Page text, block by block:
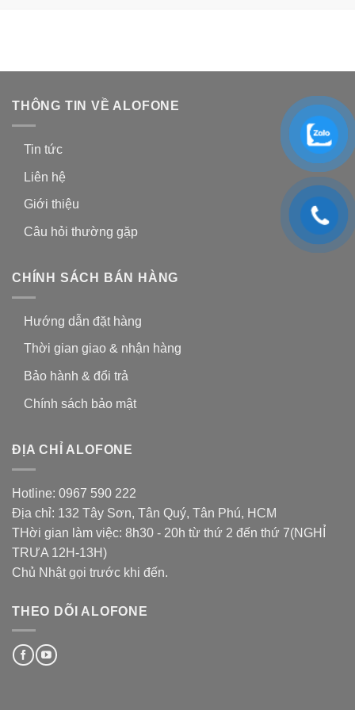
THÔNG TIN VỀ ALOFONE
Tin tức
Liên hệ
Giới thiệu
Câu hỏi thường gặp
CHÍNH SÁCH BÁN HÀNG
Hướng dẫn đặt hàng
Thời gian giao & nhận hàng
Bảo hành & đổi trả
Chính sách bảo mật
ĐỊA CHỈ ALOFONE
Hotline: 0967 590 222
Địa chỉ: 132 Tây Sơn, Tân Quý, Tân Phú, HCM
THời gian làm việc: 8h30 - 20h từ thứ 2 đến thứ 7(NGHỈ
TRƯA 12H-13H)
Chủ Nhật gọi trước khi đến.
THEO DÕI ALOFONE